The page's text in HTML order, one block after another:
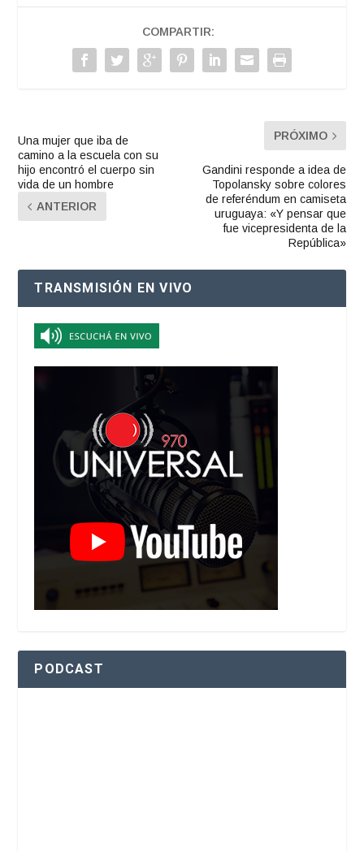
COMPARTIR:
Una mujer que iba de
camino a la escuela con su
hijo encontró el cuerpo sin
vida de un hombre
ANTERIOR
PRÓXIMO
Gandini responde a idea de
Topolansky sobre colores
de referéndum en camiseta
uruguaya: «Y pensar que
fue vicepresidenta de la
República»
TRANSMISIÓN EN VIVO
PODCAST